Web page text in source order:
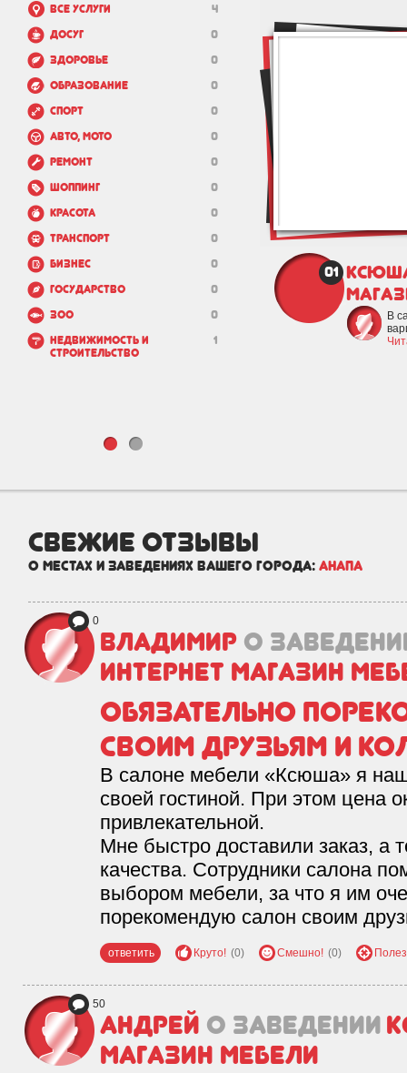
4
Все услуги
0
Досуг
0
Здоровье
0
Образование
0
Спорт
0
Авто, мото
0
Ремонт
0
Шоппинг
0
Красота
0
Транспорт
0
Бизнес
0
Государство
0
Зоо
1
Недвижимость и
строительство
01
В
свежие отзывы
о местах и заведениях вашего города: Анапа
0
Владимир о
Интернет магазин
Обязательно
своим друзьям и
В салоне мебели «Ксюша» я
своей гостиной. При этом цена
привлекательной.
Мне быстро доставили заказ, а
качества. Сотрудники салона
выбором мебели, за что я им
порекомендую салон своим
ответить Круто! (0) Смешно! (0)
50
Андрей о заведении
магазин мебели